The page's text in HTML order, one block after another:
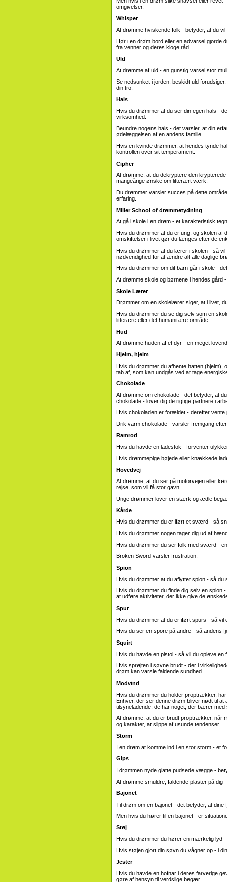
omgivelser.
Whisper
At drømme hviskende folk - betyder, at du
Hør i en drøm bord eller en advarsel gjorde
fra venner og deres kloge råd.
Uld
At drømme af uld - en gunstig varsel stor
Se nedsunket i jorden, beskidt uld
din tro.
Hals
Hvis du drømmer at du ser din egen hals -
virksomhed.
Beundre nogens hals - det varsler, at din
ødelæggelsen af ​​en andens familie.
Hvis en kvinde drømmer, at hendes tynde
kontrollen over sit temperament.
Cipher
At drømme, at du dekryptere den
mangeårige ønske om litterært værk.
Du drømmer varsler succes på dette
erfaring.
Miller School of drømmetydning
At gå i skole i en drøm - et karakteristisk
Hvis du drømmer at du er ung, og skolen af
omskiftelser i livet gør du længes efter de
Hvis du drømmer at du lærer i skolen - så
nødvendighed for at ændre alt alle daglige
Hvis du drømmer om dit barn går i skole -
At drømme skole og børnene i hendes
Skole Lærer
Drømmer om en skolelærer siger, at i livet,
Hvis du drømmer du se dig selv som en
litterære eller det humanitære område.
Hud
At drømme huden af ​​et dyr - en meget
Hjelm, hjelm
Hvis du drømmer du afhente hatten
tab af, som kan undgås ved at tage
Chokolade
At drømme om chokolade - det betyder, at
chokolade - lover dig de rigtige partnere i
Hvis chokoladen er forældet - derefter
Drik varm chokolade - varsler fremgang
Ramrod
Hvis du havde en ladestok - forventer
Hvis drømmepige bøjede eller knækkede
Hovedvej
At drømme, at du ser på motorvejen eller
rejse, som vil få stor gavn.
Unge drømmer lover en stærk og ædle
Kårde
Hvis du drømmer du er iført et sværd - så
Hvis du drømmer nogen tager dig ud af
Hvis du drømmer du ser folk med sværd -
Broken Sword varsler frustration.
Spion
Hvis du drømmer at du aflyttet spion - så
Hvis du drømmer du finde dig selv en spion
at udføre aktiviteter, der ikke give de
Spur
Hvis du drømmer at du er iført spurs - så vil
Hvis du ser en spore på andre - så andens
Squirt
Hvis du havde en pistol - så vil du opleve en
Hvis sprøjten i søvne brudt - der i
drøm kan varsle faldende sundhed.
Modvind
Hvis du drømmer du holder proptrækker,
Enhver, der ser denne drøm bliver nødt til
tilsyneladende, de har noget, der bærer
At drømme, at du er brudt proptrækker, når
og karakter, at slippe af usunde tendenser.
Storm
I en drøm at komme ind i en stor storm - et
Gips
I drømmen nyde glatte pudsede vægge -
At drømme smuldre, faldende plaster på dig
Bajonet
Til drøm om en bajonet - det betyder, at
Men hvis du hører til en bajonet - er
Støj
Hvis du drømmer du hører en mærkelig lyd -
Hvis støjen gjort din søvn du vågner op - i
Jester
Hvis du havde en hofnar i deres farverige
gøre af hensyn til verdslige begær.